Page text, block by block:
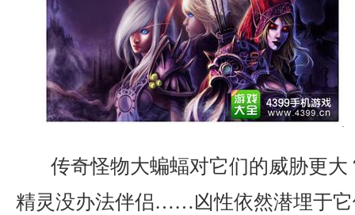
传奇怪物大蝙蝠对它们的威胁更
精灵没办法伴侣……凶性依然潜埋于它